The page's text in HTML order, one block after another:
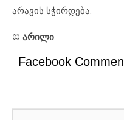
არავის სჭირდება.
© არილი
Facebook